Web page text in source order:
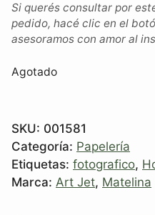
Si querés consultar por
pedido, hacé clic en el
asesoramos con amor al
Agotado
SKU: 001581
Categoría: Papelería
Etiquetas: fotografico,
Marca: Art Jet, Matelina